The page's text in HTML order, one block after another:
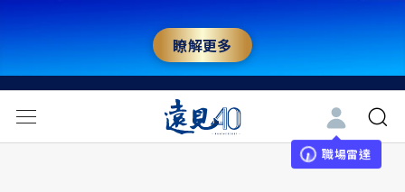
瞭解更多
職場雷達